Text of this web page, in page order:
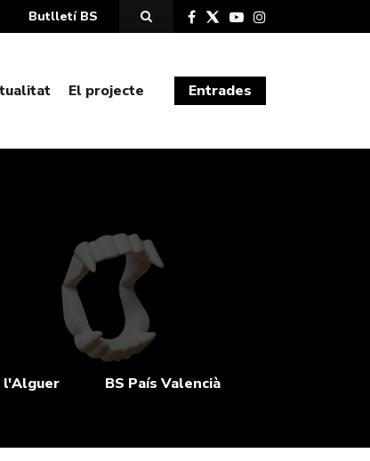
Butlletí BS
El projecte Entrades
l'Alguer BS País Valencià